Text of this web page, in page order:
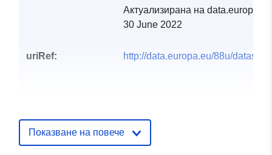
Актуализирана на
30 June 2022
uriRef: http://data.europa.eu/88u/dataset/
Показване на повече